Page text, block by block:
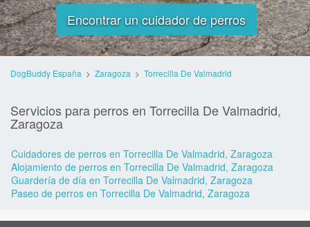
Encontrar un cuidador de perros
DogBuddy España > Zaragoza > Torrecilla De Valmadrid
Servicios para perros en Torrecilla De Valmadrid,
Zaragoza
Cuidadores de perros en Torrecilla De Valmadrid, Zaragoza
Alojamiento de perros en Torrecilla De Valmadrid, Zaragoza
Guardería de día en Torrecilla De Valmadrid, Zaragoza
Paseo de perros en Torrecilla De Valmadrid, Zaragoza